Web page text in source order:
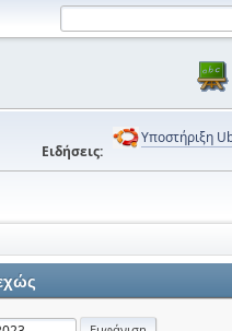
Ειδήσεις:
Υποστήριξη